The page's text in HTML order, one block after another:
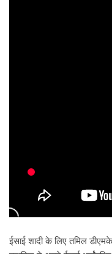
ईसाई शादी के लिए तमिल